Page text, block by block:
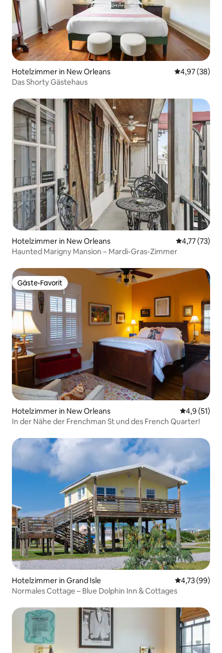
Hotelzimmer in New Orleans
4,97 (38)
Das Shorty Gästehaus
Hotelzimmer in New Orleans
4,77 (73)
Haunted Marigny Mansion – Mardi-Gras-Zimmer
Gäste-Favorit
Gäste-Favorit
Hotelzimmer in New Orleans
4,9 (51)
In der Nähe der Frenchman St und des French Quarter!
Hotelzimmer in Grand Isle
4,73 (99)
Normales Cottage – Blue Dolphin Inn & Cottages